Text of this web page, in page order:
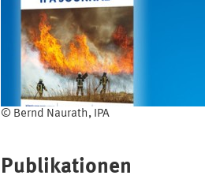
© Bernd Naurath, IPA
Publikationen